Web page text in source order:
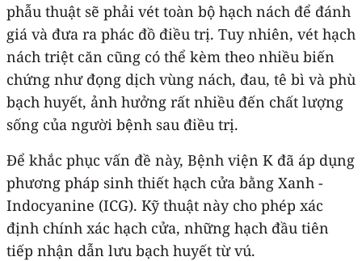
phẫu thuật sẽ phải vét toàn bộ hạch nách để đánh
giá và đưa ra phác đồ điều trị. Tuy nhiên, vét hạch
nách triệt căn cũng có thể kèm theo nhiều biến
chứng như đọng dịch vùng nách, đau, tê bì và phù
bạch huyết, ảnh hưởng rất nhiều đến chất lượng
sống của người bệnh sau điều trị.
Để khắc phục vấn đề này, Bệnh viện K đã áp dụng
phương pháp sinh thiết hạch cửa bằng Xanh -
Indocyanine (ICG). Kỹ thuật này cho phép xác
định chính xác hạch cửa, những hạch đầu tiên
tiếp nhận dẫn lưu bạch huyết từ vú.